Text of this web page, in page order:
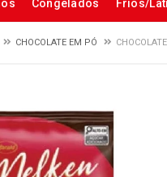
Congelados Frios/
CHOCOLATE EM PÓ